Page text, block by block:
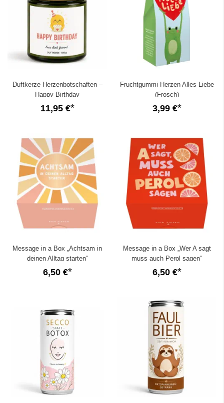
Duftkerze Herzenbotschaften –
Happy Birthday
11,95 €
Fruchtgummi Herzen Alles Liebe
(Frosch)
3,99 €
Message in a Box „Achtsam in
deinen Alltag starten“
6,50 €
Message in a Box „Wer A sagt
muss auch Perol sagen“
6,50 €